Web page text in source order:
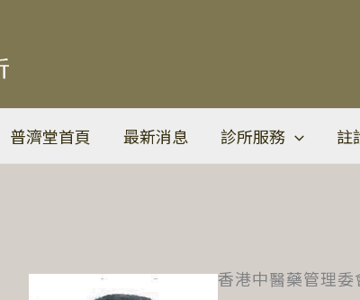
普濟堂首頁 最新消息 診所服務 註
香港中醫藥管理委